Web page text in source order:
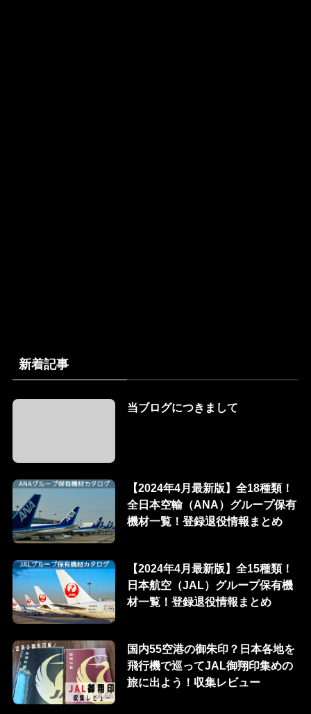
新着記事
当ブログにつきまして
【2024年4月最新版】全18種類！
全日本空輸（ANA）グループ保有
機材一覧！登録退役情報まとめ
【2024年4月最新版】全15種類！
日本航空（JAL）グループ保有機
材一覧！登録退役情報まとめ
国内55空港の御朱印？日本各地を
飛行機で巡ってJAL御翔印集めの
旅に出よう！収集レビュー